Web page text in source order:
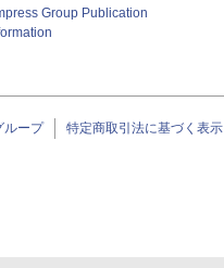
Group Publication
ループ 特定商取引法に基づく表示